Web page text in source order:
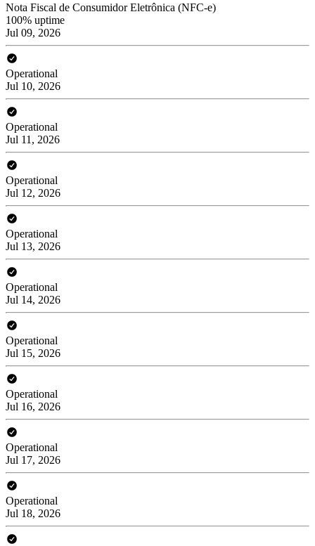
Nota Fiscal de Consumidor Eletrônica (NFC-e)
100% uptime
Jul 09, 2026
Operational
Jul 10, 2026
Operational
Jul 11, 2026
Operational
Jul 12, 2026
Operational
Jul 13, 2026
Operational
Jul 14, 2026
Operational
Jul 15, 2026
Operational
Jul 16, 2026
Operational
Jul 17, 2026
Operational
Jul 18, 2026